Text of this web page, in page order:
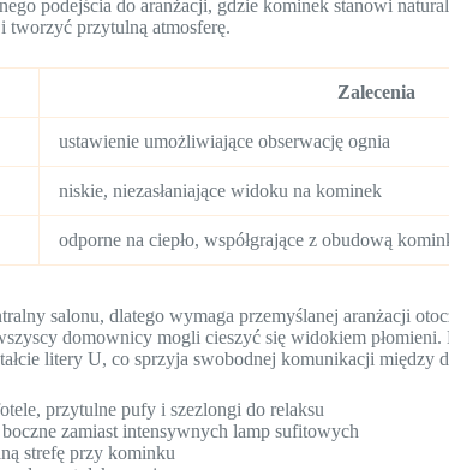
podejścia do aranżacji, gdzie kominek stanowi
przytulną atmosferę.
Zalecenia
ustawienie umożliwiające obserwację ognia
niskie, niezasłaniające widoku na kominek
odporne na ciepło, współgrające z obudową
salonu, dlatego wymaga przemyślanej aranżacji
domownicy mogli cieszyć się widokiem płomieni.
litery U, co sprzyja swobodnej komunikacji między
przytulne pufy i szezlongi do relaksu
zamiast intensywnych lamp sufitowych
strefę przy kominku